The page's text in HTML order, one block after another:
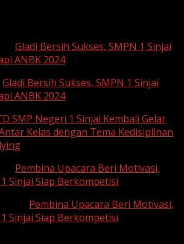
Gladi Bersih Sukses, SMPN 1 Sinjai
ANBK 2024
Gladi Bersih Sukses, SMPN 1 Sinjai
ANBK 2024
SMP Negeri 1 Sinjai Kembali Gelar
Kelas dengan Tema Kedisiplinan
Pembina Upacara Beri Motivasi,
Sinjai Siap Berkompetisi
Pembina Upacara Beri Motivasi,
Sinjai Siap Berkompetisi